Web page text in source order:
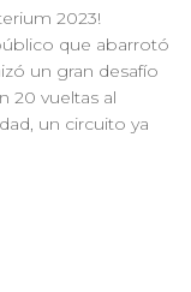
2023!
que abarrotó
un gran desafío
20 vueltas al
un circuito ya